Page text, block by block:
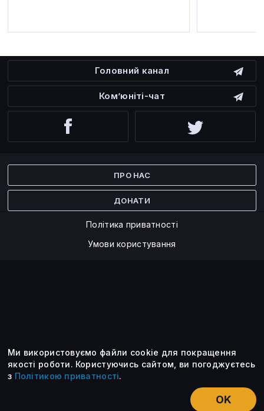
КУРСИ КРИПТОВАЛЮТ
Головний канал
Ком’юніті-чат
ПРО НАС
ДОНАТИ
Політика приватності
Умови користування
©2014 — 2026
Усі опубліковані матеріали належать ForkLog. Ви можете
передруковувати їх тільки після узгодження із редакцією та
вказанням активного посилання на ForkLog.
Ми використовуємо файли cookie для покращення
якості роботи. Користуючись сайтом, ви погоджуєтесь
з Політикою приватності.
OK